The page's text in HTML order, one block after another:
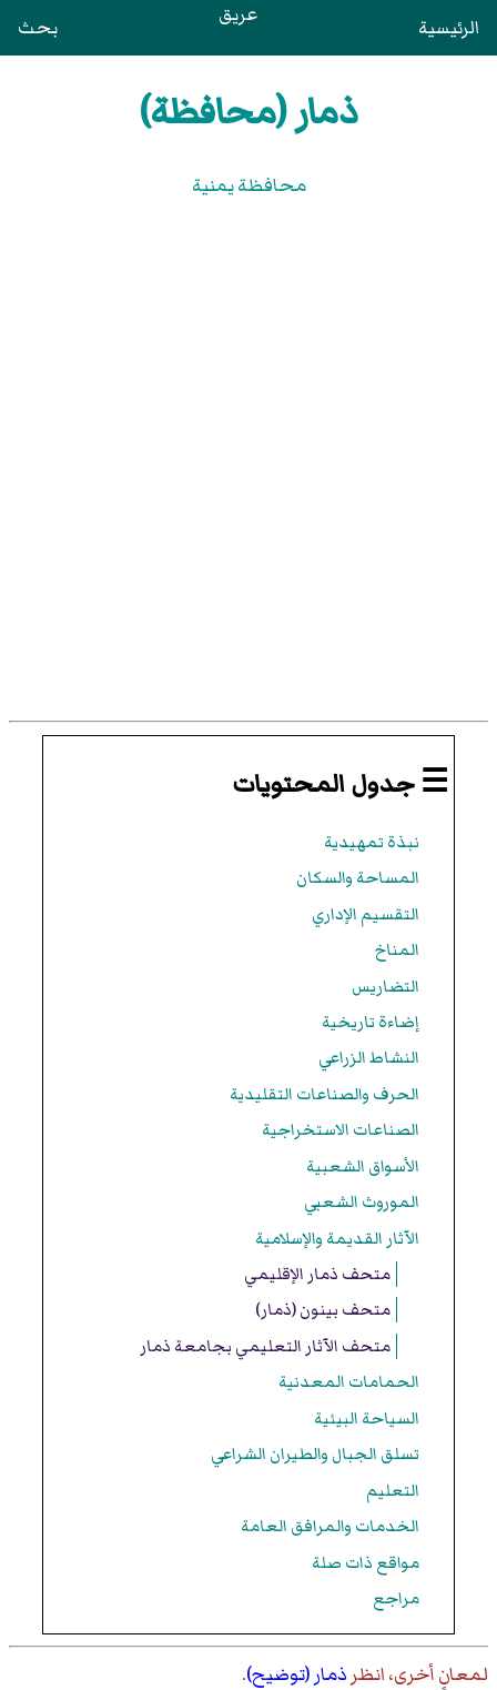
الرئيسية عريق بحث
ذمار (محافظة)
محافظة يمنية
☰ جدول المحتويات
نبذة تمهيدية
المساحة والسكان
التقسيم الإداري
المناخ
التضاريس
إضاءة تاريخية
النشاط الزراعي
الحرف والصناعات التقليدية
الصناعات الاستخراجية
الأسواق الشعبية
الموروث الشعبي
الآثار القديمة والإسلامية
متحف ذمار الإقليمي
متحف بينون (ذمار)
متحف الآثار التعليمي بجامعة ذمار
الحمامات المعدنية
السياحة البيئية
تسلق الجبال والطيران الشراعي
التعليم
الخدمات والمرافق العامة
مواقع ذات صلة
مراجع
لمعانٍ أخرى، انظر ذمار (توضيح).